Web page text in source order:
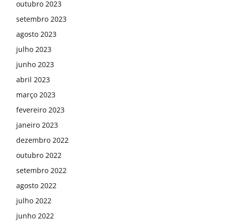
outubro 2023
setembro 2023
agosto 2023
julho 2023
junho 2023
abril 2023
março 2023
fevereiro 2023
janeiro 2023
dezembro 2022
outubro 2022
setembro 2022
agosto 2022
julho 2022
junho 2022